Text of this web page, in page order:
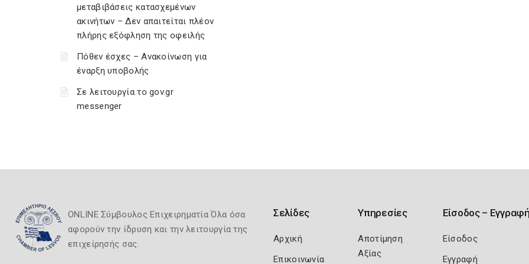
μεταβιβάσεις κατασχεμένων
ακινήτων – Δεν απαιτείται πλέον
πλήρης εξόφληση της οφειλής
Πόθεν έσχες – Ανακοίνωση για
έναρξη υποβολής
Σε λειτουργία το gov.gr
messenger
ONLINE Σύμβουλος Επιχειρηματία Όλα όσα
αφορούν την ίδρυση και την λειτουργία της
επιχείρησής σας.
Σελίδες
Αρχική
Επικοινωνία
Υπηρεσίες
Αποτίμηση
Αξίας
Είσοδος –
Είσοδος
Εγγραφή